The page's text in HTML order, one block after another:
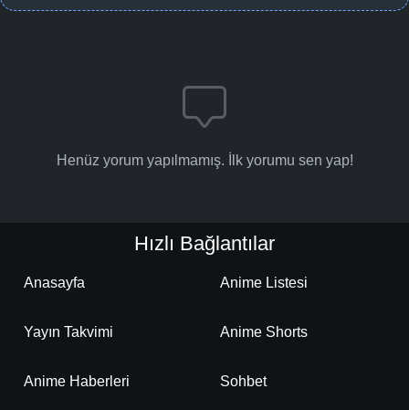
Henüz yorum yapılmamış. İlk yorumu sen yap!
Hızlı Bağlantılar
Anasayfa Anime Listesi
Yayın Takvimi Anime Shorts
Anime Haberleri Sohbet